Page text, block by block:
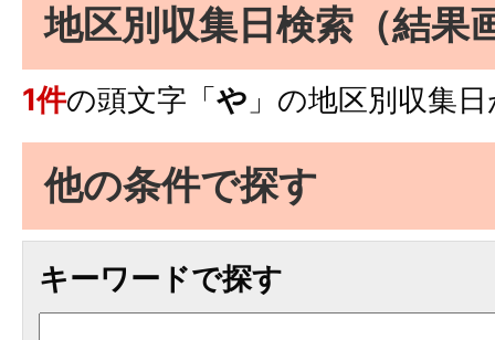
地区別収集日検索 （結果
1件の頭文字「や 」の地区別収集日
他の条件で探す
キーワードで探す